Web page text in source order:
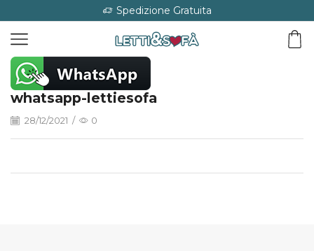
Spedizione Gratuita
whatsapp-lettiesofa
28/12/2021 / 0